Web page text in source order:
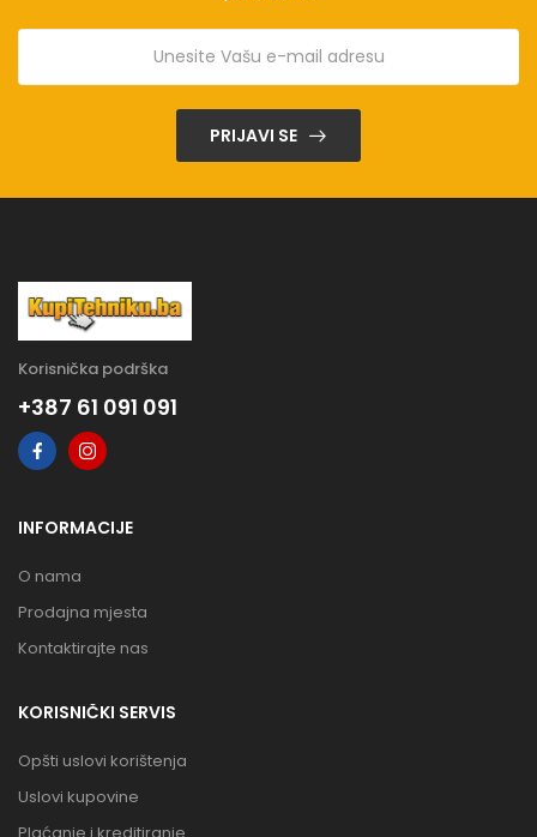
PRIJAVI SE
Korisnička podrška
+387 61 091 091
INFORMACIJE
O nama
Prodajna mjesta
Kontaktirajte nas
KORISNIČKI SERVIS
Opšti uslovi korištenja
Uslovi kupovine